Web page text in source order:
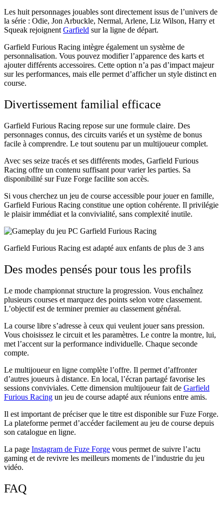
Les huit personnages jouables sont directement issus de l’univers de
la série : Odie, Jon Arbuckle, Nermal, Arlene, Liz Wilson, Harry et
Squeak rejoignent Garfield sur la ligne de départ.
Garfield Furious Racing intègre également un système de
personnalisation. Vous pouvez modifier l’apparence des karts et
ajouter différents accessoires. Cette option n’a pas d’impact majeur
sur les performances, mais elle permet d’afficher un style distinct en
course.
Divertissement familial efficace
Garfield Furious Racing repose sur une formule claire. Des
personnages connus, des circuits variés et un système de bonus
facile à comprendre. Le tout soutenu par un multijoueur complet.
Avec ses seize tracés et ses différents modes, Garfield Furious
Racing offre un contenu suffisant pour varier les parties. Sa
disponibilité sur Fuze Forge facilite son accès.
Si vous cherchez un jeu de course accessible pour jouer en famille,
Garfield Furious Racing constitue une option cohérente. Il privilégie
le plaisir immédiat et la convivialité, sans complexité inutile.
Garfield Furious Racing est adapté aux enfants de plus de 3 ans
Des modes pensés pour tous les profils
Le mode championnat structure la progression. Vous enchaînez
plusieurs courses et marquez des points selon votre classement.
L’objectif est de terminer premier au classement général.
La course libre s’adresse à ceux qui veulent jouer sans pression.
Vous choisissez le circuit et les paramètres. Le contre la montre, lui,
met l’accent sur la performance individuelle. Chaque seconde
compte.
Le multijoueur en ligne complète l’offre. Il permet d’affronter
d’autres joueurs à distance. En local, l’écran partagé favorise les
sessions conviviales. Cette dimension multijoueur fait de Garfield
Furious Racing un jeu de course adapté aux réunions entre amis.
Il est important de préciser que le titre est disponible sur Fuze Forge.
La plateforme permet d’accéder facilement au jeu de course depuis
son catalogue en ligne.
La page Instagram de Fuze Forge vous permet de suivre l’actu
gaming et de revivre les meilleurs moments de l’industrie du jeu
vidéo.
FAQ